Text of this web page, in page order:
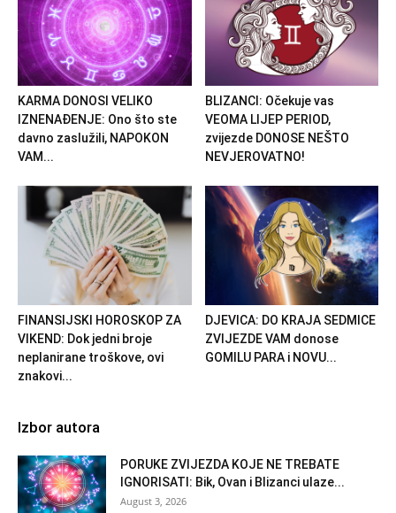
KARMA DONOSI VELIKO
IZNENAĐENJE: Ono što ste
davno zaslužili, NAPOKON
VAM...
BLIZANCI: Očekuje vas
VEOMA LIJEP PERIOD,
zvijezde DONOSE NEŠTO
NEVJEROVATNO!
FINANSIJSKI HOROSKOP ZA
VIKEND: Dok jedni broje
neplanirane troškove, ovi
znakovi...
DJEVICA: DO KRAJA SEDMICE
ZVIJEZDE VAM donose
GOMILU PARA i NOVU...
Izbor autora
PORUKE ZVIJEZDA KOJE NE TREBATE
IGNORISATI: Bik, Ovan i Blizanci ulaze...
August 3, 2026